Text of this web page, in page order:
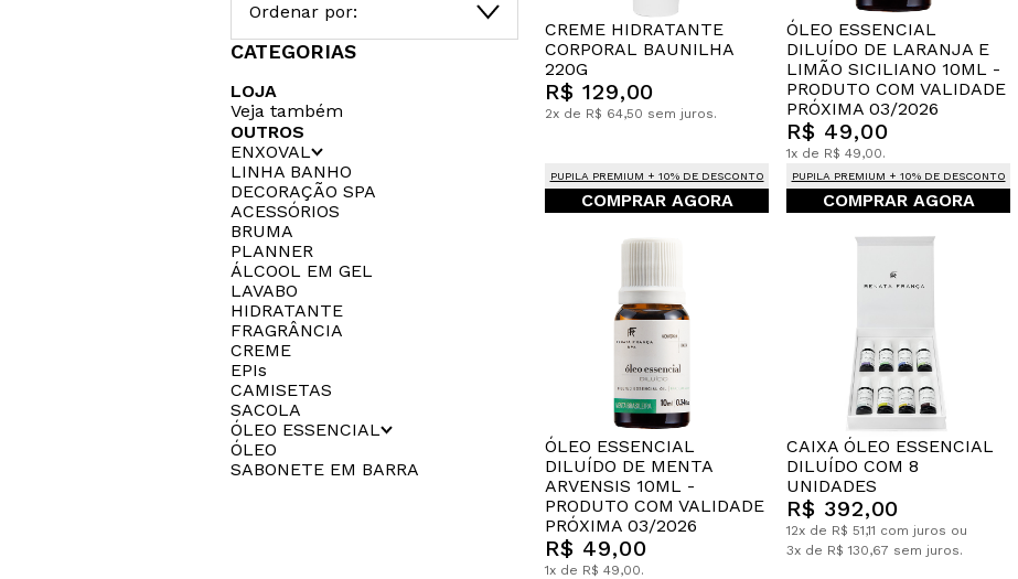
Ordenar por:
CATEGORIAS
LOJA
Veja também
OUTROS
ENXOVAL
LINHA BANHO
DECORAÇÃO SPA
ACESSÓRIOS
BRUMA
PLANNER
ÁLCOOL EM GEL
LAVABO
HIDRATANTE
FRAGRÂNCIA
CREME
EPIs
CAMISETAS
SACOLA
ÓLEO ESSENCIAL
ÓLEO
SABONETE EM BARRA
CREME HIDRATANTE
CORPORAL BAUNILHA
220G
R$ 129,00
2x de R$ 64,50 sem juros.
PUPILA PREMIUM + 10% DE DESCONTO
COMPRAR AGORA
ÓLEO ESSENCIAL
DILUÍDO DE LARANJA E
LIMÃO SICILIANO 10ML -
PRODUTO COM VALIDADE
PRÓXIMA 03/2026
R$ 49,00
1x de R$ 49,00.
PUPILA PREMIUM + 10% DE DESCONTO
COMPRAR AGORA
ÓLEO ESSENCIAL
DILUÍDO DE MENTA
ARVENSIS 10ML -
PRODUTO COM VALIDADE
PRÓXIMA 03/2026
R$ 49,00
1x de R$ 49,00.
CAIXA ÓLEO ESSENCIAL
DILUÍDO COM 8
UNIDADES
R$ 392,00
12x de R$ 51,11 com juros ou
3x de R$ 130,67 sem juros.